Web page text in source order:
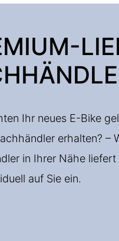
Ihr neues E-Bike
erhalten? –
in Ihrer Nähe
auf Sie ein.